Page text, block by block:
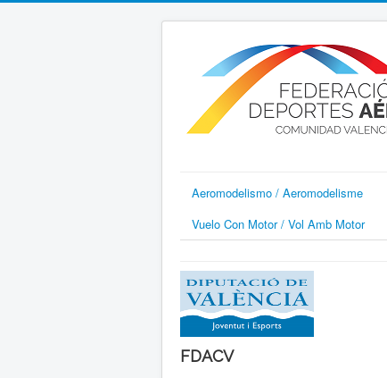
Aeromodelismo / Aeromodelisme
Vuelo Con Motor / Vol Amb Motor
FDACV